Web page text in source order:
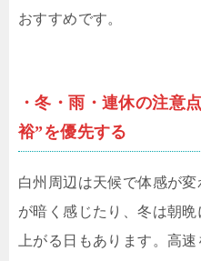
おすすめです。
・冬・雨・連休の注意
裕”を優先する
白州周辺は天候で体感が
が暗く感じたり、冬は朝
上がる日もあります。高